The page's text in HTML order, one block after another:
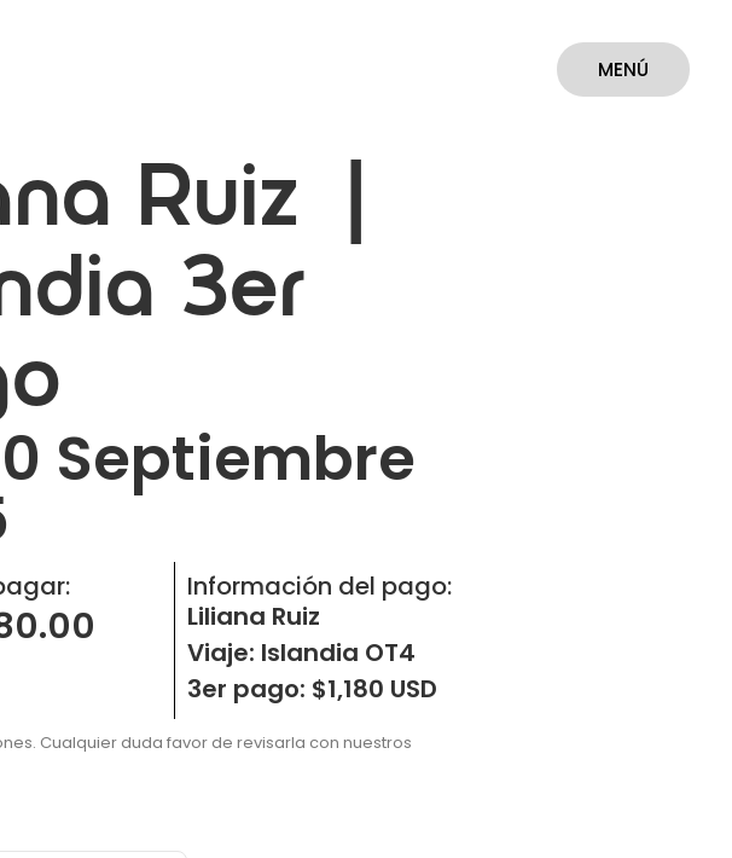
MENÚ
Ruiz |
3er
Septiembre
Información del pago:
Liliana Ruiz
Viaje: Islandia OT4
3er pago: $1,180 USD
Cualquier duda favor de revisarla con nuestros